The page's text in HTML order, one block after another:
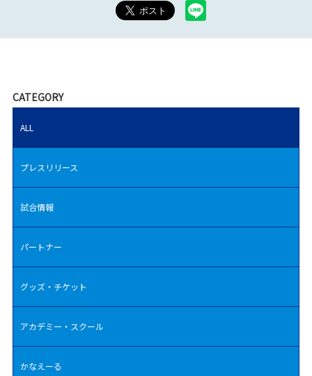
CATEGORY
ALL
プレスリリース
試合情報
パートナー
グッズ・チケット
アカデミー・スクール
かなえーる